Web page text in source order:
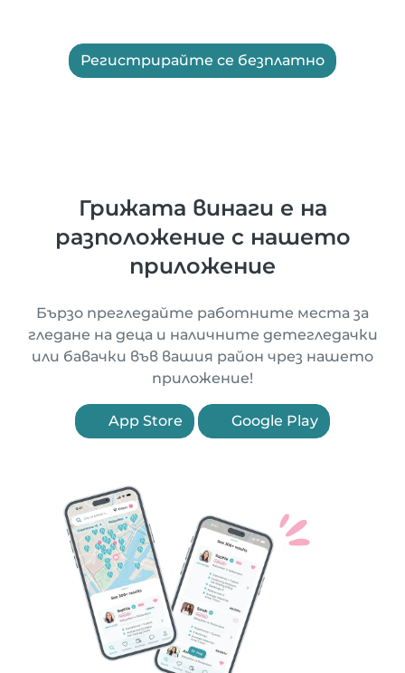
Регистрирайте се безплатно
Грижата винаги е на
разположение с нашето
приложение
Бързо прегледайте работните места за
гледане на деца и наличните детегледачки
или бавачки във вашия район чрез нашето
приложение!
App Store Google Play